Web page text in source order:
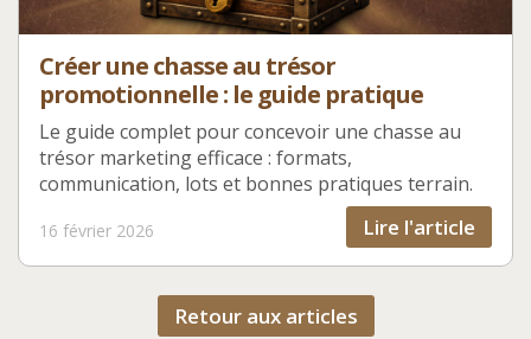
Créer une chasse au trésor
promotionnelle : le guide pratique
Le guide complet pour concevoir une chasse au
trésor marketing efficace : formats,
communication, lots et bonnes pratiques terrain.
16 février 2026 Lire l'article
Retour aux articles